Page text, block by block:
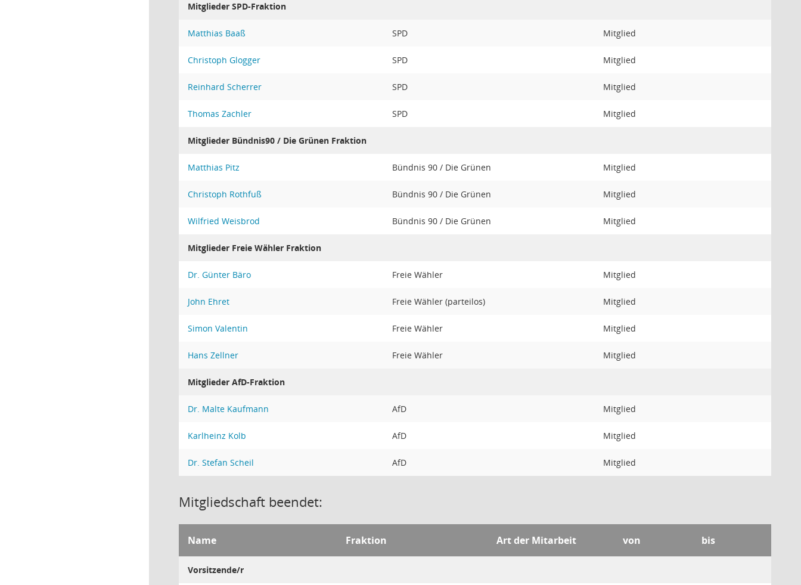
Mitglieder SPD-Fraktion
Matthias Baaß SPD Mitglied
Christoph Glogger SPD Mitglied
Reinhard Scherrer SPD Mitglied
Thomas Zachler SPD Mitglied
Mitglieder Bündnis90 / Die Grünen Fraktion
Matthias Pitz Bündnis 90 / Die Grünen Mitglied
Christoph Rothfuß Bündnis 90 / Die Grünen Mitglied
Wilfried Weisbrod Bündnis 90 / Die Grünen Mitglied
Mitglieder Freie Wähler Fraktion
Dr. Günter Bäro Freie Wähler Mitglied
John Ehret Freie Wähler (parteilos) Mitglied
Simon Valentin Freie Wähler Mitglied
Hans Zellner Freie Wähler Mitglied
Mitglieder AfD-Fraktion
Dr. Malte Kaufmann AfD Mitglied
Karlheinz Kolb AfD Mitglied
Dr. Stefan Scheil AfD Mitglied
Mitgliedschaft beendet:
Name Fraktion Art der Mitarbeit von bis
Vorsitzende/r